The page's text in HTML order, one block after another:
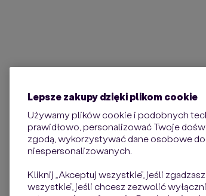
Lepsze zakupy dzięki plikom cookie
Używamy plików cookie i podobnych
prawidłowo, personalizować Twoje
zgodą, wykorzystywać dane osobowe
niespersonalizowanych.
Kliknij „Akceptuj wszystkie”, jeśli
wszystkie”, jeśli chcesz zezwolić